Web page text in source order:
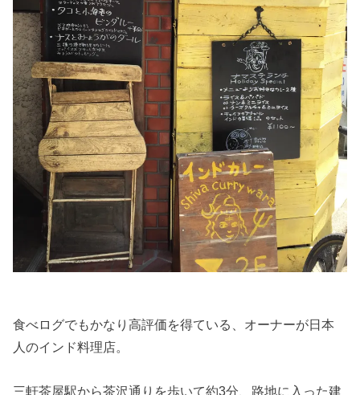
食べログでもかなり高評価を得ている、オーナーが日本
人のインド料理店。
三軒茶屋駅から茶沢通りを歩いて約3分、路地に入った建